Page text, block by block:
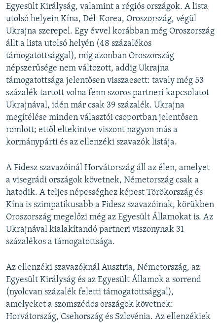
Egyesült Királyság, valamint a régiós országok. A lista
utolsó helyein Kína, Dél-Korea, Oroszország, végül
Ukrajna szerepel. Egy évvel korábban még Oroszország
állt a lista utolsó helyén (48 százalékos
támogatottsággal), míg azonban Oroszország
népszerűsége nem változott, addig Ukrajna
támogatottsága jelentősen visszaesett: tavaly még 53
százalék tartott volna fenn szoros partneri kapcsolatot
Ukrajnával, idén már csak 39 százalék. Ukrajna
megítélése minden választói csoportban jelentősen
romlott; ettől eltekintve viszont nagyon más a
kormánypárti és az ellenzéki szavazók listája.
A Fidesz szavazóinál Horvátország áll az élen, amelyet
a visegrádi országok követnek, Németország csak a
hatodik. A teljes népességhez képest Törökország és
Kína is szimpatikusabb a Fidesz szavazóinak, körükben
Oroszország megelőzi még az Egyesült Államokat is. Az
Ukrajnával kialakítandó partneri viszonynak 31
százalékos a támogatottsága.
Az ellenzéki szavazóknál Ausztria, Németország, az
Egyesült Királyság és az Egyesült Államok a sorrend
(nyolcvan százalék feletti támogatottsággal),
amelyeket a szomszédos országok követnek:
Horvátország, Csehország és Szlovénia. Az ellenzékiek